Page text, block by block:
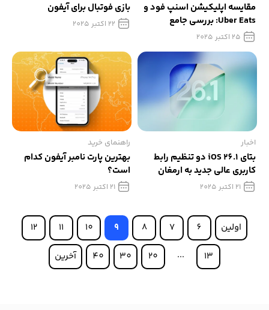
مقایسه اپلیکیشن اسنپ فود و
Uber Eats: بررسی جامع
ویژگی‌ها، مزایا و معایب
25 اکتبر 2025
بازی فوتبال برای آیفون
22 اکتبر 2025
اخبار
بتای iOS 26.1 دو تنظیم رابط
کاربری عالی جدید به ارمغان
می‌آورد!
21 اکتبر 2025
راهنمای خرید
بهترین پارت نامبر آیفون کدام
است؟
21 اکتبر 2025
اولین 6
7
8
9
10
11
12
13
20
30
40 آخرین